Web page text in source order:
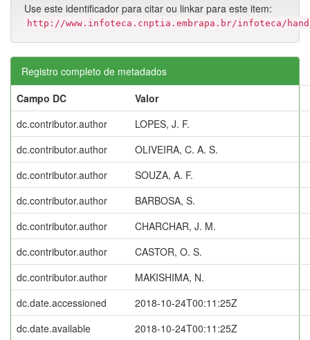
Use este identificador para citar ou linkar para este item:
http://www.infoteca.cnptia.embrapa.br/infoteca/
Registro completo de metadados
Campo DC
Valor
dc.contributor.author
LOPES, J. F.
dc.contributor.author
OLIVEIRA, C. A. S.
dc.contributor.author
SOUZA, A. F.
dc.contributor.author
BARBOSA, S.
dc.contributor.author
CHARCHAR, J. M.
dc.contributor.author
CASTOR, O. S.
dc.contributor.author
MAKISHIMA, N.
dc.date.accessioned
2018-10-24T00:11:25Z
dc.date.available
2018-10-24T00:11:25Z